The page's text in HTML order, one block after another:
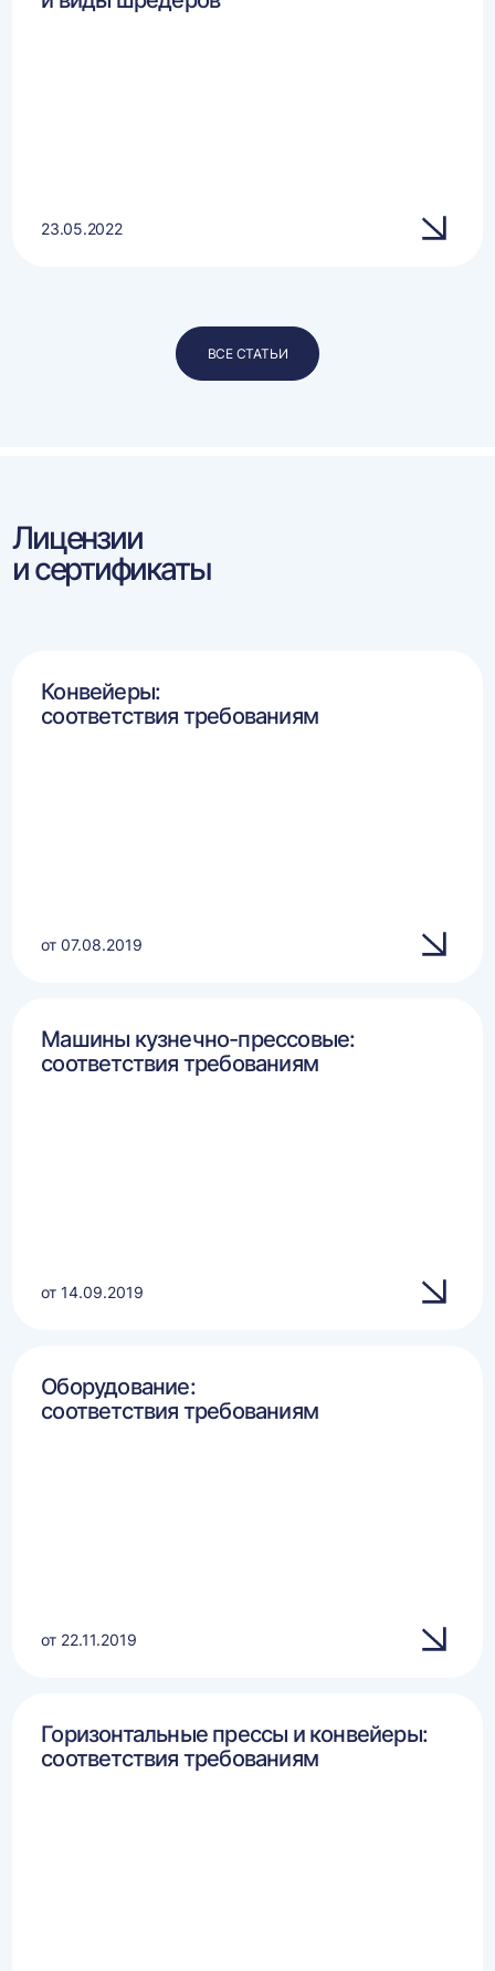
23.05.2022
ВСЕ СТАТЬИ
Лицензии
и сертификаты
Конвейеры:
соответствия требованиям
от 07.08.2019
Машины кузнечно-прессовые:
соответствия требованиям
от 14.09.2019
Оборудование:
соответствия требованиям
от 22.11.2019
Горизонтальные прессы и конвейеры:
соответствия требованиям